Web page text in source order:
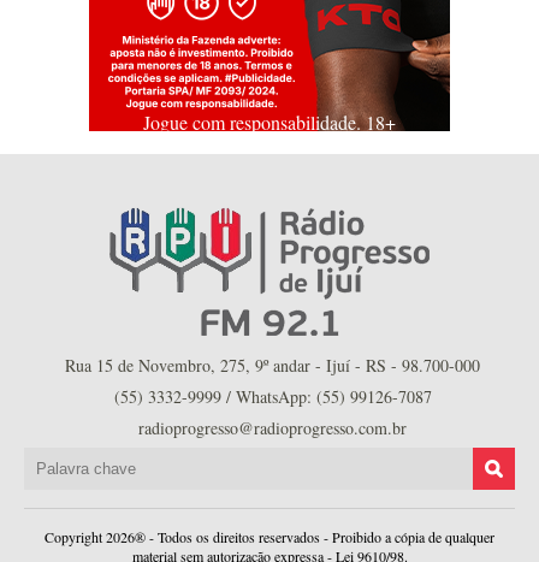
Jogue com responsabilidade. 18+
Rua 15 de Novembro, 275, 9º andar - Ijuí - RS - 98.700-000
(55) 3332-9999 / WhatsApp: (55) 99126-7087
radioprogresso@radioprogresso.com.br
Copyright 2026® - Todos os direitos reservados - Proibido a cópia de qualquer
material sem autorização expressa - Lei 9610/98.